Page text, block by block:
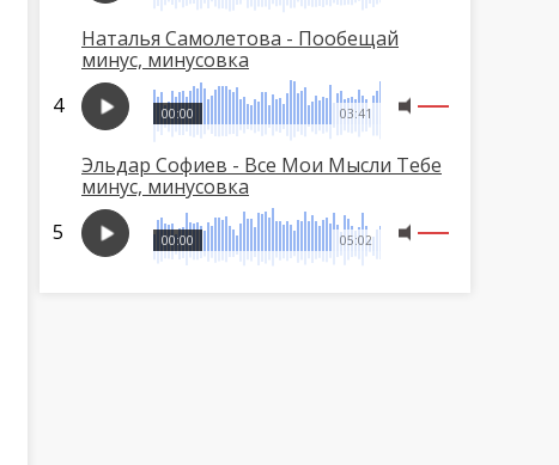
Наталья Самолетова - Пообещай
минус, минусовка
03:41
00:00
Эльдар Софиев - Все Мои Мысли Тебе
минус, минусовка
05:02
00:00